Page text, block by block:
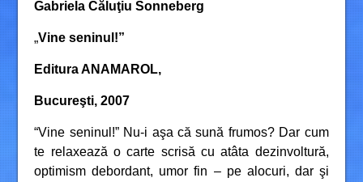
Gabriela Căluţiu Sonneberg
„Vine seninul!”
Editura ANAMAROL,
Bucureşti, 2007
“Vine seninul!” Nu-i aşa că sună frumos? Dar cum
te relaxează o carte scrisă cu atâta dezinvoltură,
optimism debordant, umor fin – pe alocuri, dar şi